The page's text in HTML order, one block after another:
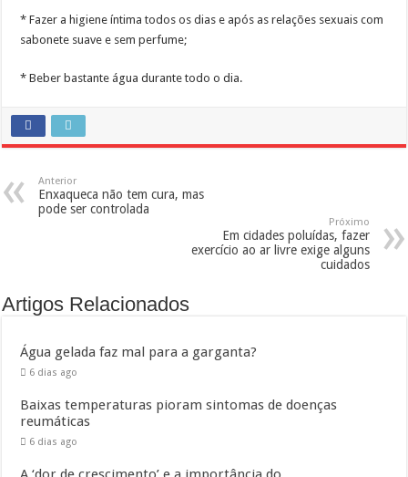
* Fazer a higiene íntima todos os dias e após as relações sexuais com
sabonete suave e sem perfume;
* Beber bastante água durante todo o dia.
Anterior
Enxaqueca não tem cura, mas
pode ser controlada
Próximo
Em cidades poluídas, fazer
exercício ao ar livre exige alguns
cuidados
Artigos Relacionados
Água gelada faz mal para a garganta?
6 dias ago
Baixas temperaturas pioram sintomas de doenças
reumáticas
6 dias ago